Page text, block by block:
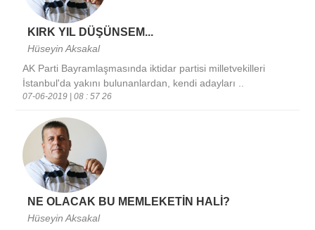
KIRK YIL DÜŞÜNSEM...
Hüseyin Aksakal
AK Parti Bayramlaşmasında iktidar partisi milletvekilleri
İstanbul'da yakını bulunanlardan, kendi adayları ..
07-06-2019 | 08 : 57 26
NE OLACAK BU MEMLEKETİN HALİ?
Hüseyin Aksakal